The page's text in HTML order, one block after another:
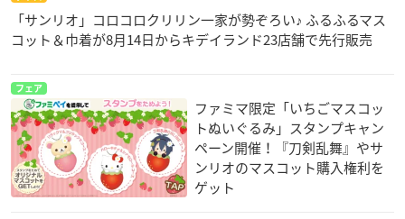
「サンリオ」コロコロクリリン一家が勢ぞろい♪ ふるふるマス
コット＆巾着が8月14日からキデイランド23店舗で先行販売
フェア
ファミマ限定「いちごマスコッ
トぬいぐるみ」スタンプキャン
ペーン開催！『刀剣乱舞』やサ
ンリオのマスコット購入権利を
ゲット